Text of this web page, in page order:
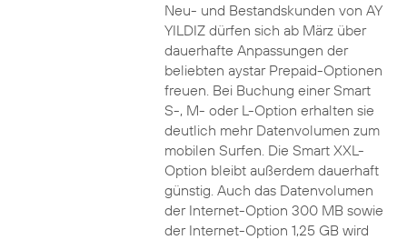
Neu- und Bestandskunden von AY
YILDIZ dürfen sich ab März über
dauerhafte Anpassungen der
beliebten aystar Prepaid-Optionen
freuen. Bei Buchung einer Smart
S-, M- oder L-Option erhalten sie
deutlich mehr Datenvolumen zum
mobilen Surfen. Die Smart XXL-
Option bleibt außerdem dauerhaft
günstig. Auch das Datenvolumen
der Internet-Option 300 MB sowie
der Internet-Option 1,25 GB wird